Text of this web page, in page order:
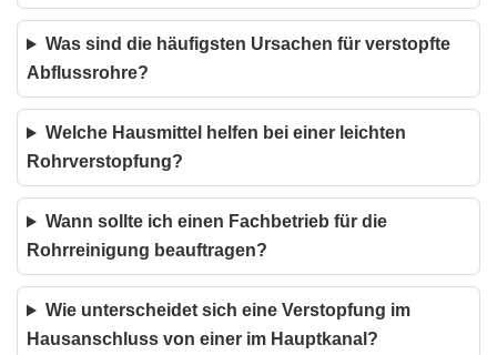
Was sind die häufigsten Ursachen für verstopfte
Abflussrohre?
Welche Hausmittel helfen bei einer leichten
Rohrverstopfung?
Wann sollte ich einen Fachbetrieb für die
Rohrreinigung beauftragen?
Wie unterscheidet sich eine Verstopfung im
Hausanschluss von einer im Hauptkanal?